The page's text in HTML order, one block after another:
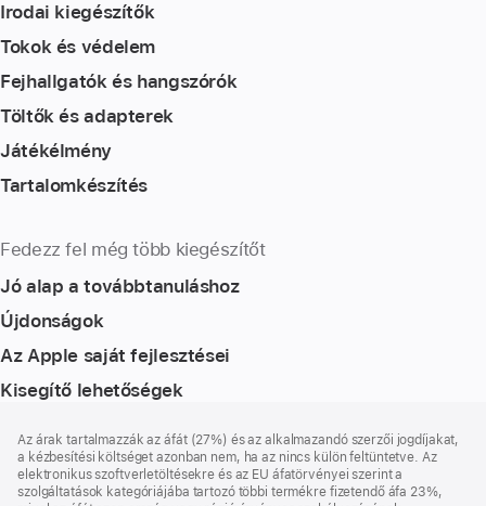
Irodai kiegészítők
Tokok és védelem
Fejhallgatók és hangszórók
Töltők és adapterek
Játékélmény
Tartalomkészítés
Fedezz fel még több kiegészítőt
Jó alap a továbbtanuláshoz
Újdonságok
Az Apple saját fejlesztései
Kisegítő lehetőségek
Az árak tartalmazzák az áfát (27%) és az alkalmazandó szerzői jogdíjakat,
a kézbesítési költséget azonban nem, ha az nincs külön feltüntetve. Az
elektronikus szoftverletöltésekre és az EU áfatörvényei szerint a
szolgáltatások kategóriájába tartozó többi termékre fizetendő áfa 23%,